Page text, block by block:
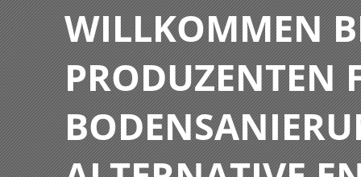
WILLKOMMEN
PRODUZENTEN